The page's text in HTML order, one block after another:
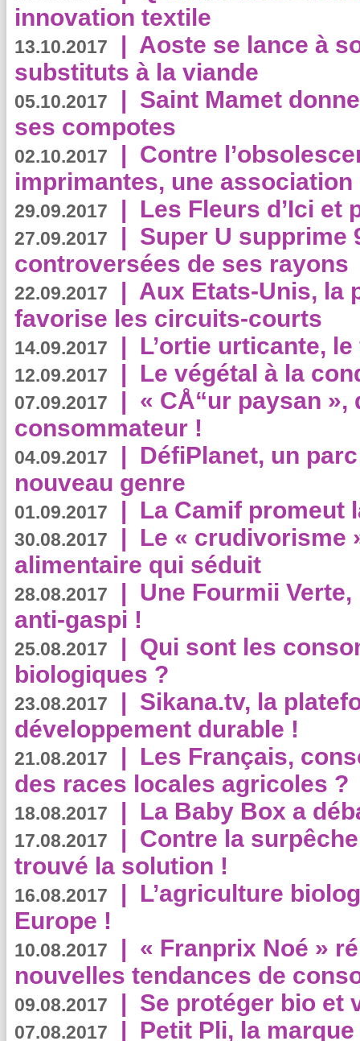
innovation textile
13.10.2017 | Aoste se lance à
substituts à la viande
05.10.2017 | Saint Mamet
ses compotes
02.10.2017 | Contre
imprimantes, une
29.09.2017 | Les Fleurs d’Ici et
27.09.2017 | Super U supprime
controversées de ses rayons
22.09.2017 | Aux Etats-Unis, la
favorise les circuits-courts
14.09.2017 | L’ortie urticante,
12.09.2017 | Le végétal à la
07.09.2017 | « CÅ“ur paysan
consommateur !
04.09.2017 | DéfiPlanet, un
nouveau genre
01.09.2017 | La Camif promeut
30.08.2017 | Le « crudivorisme
alimentaire qui séduit
28.08.2017 | Une Fourmii
anti-gaspi !
25.08.2017 | Qui sont les
biologiques ?
23.08.2017 | Sikana.tv, la
développement durable !
21.08.2017 | Les Français,
des races locales agricoles ?
18.08.2017 | La Baby Box a
17.08.2017 | Contre la
trouvé la solution !
16.08.2017 | L’agriculture
Europe !
10.08.2017 | « Franprix Noé »
nouvelles tendances de
09.08.2017 | Se protéger bio et
07.08.2017 | Petit Pli, la